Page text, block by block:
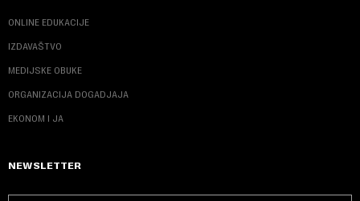
ONLINE EDUKACIJE
IZDAVAŠTVO
MEDIJSKE OBUKE
ORGANIZACIJA DOGADJAJA
EKONOM I JA
NEWSLETTER